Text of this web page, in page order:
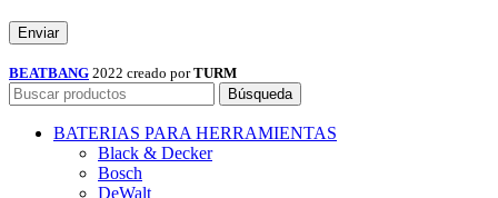
BEATBANG 2022 creado porTURM
Búsqueda
BATERIAS PARA HERRAMIENTAS
Black & Decker
Bosch
DeWalt